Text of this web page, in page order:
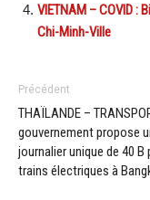
VIETNAM – COVID :
Chi-Minh-Ville
Précédent
THAÏLANDE –
gouvernement propose
journalier unique de 40 B
trains électriques à